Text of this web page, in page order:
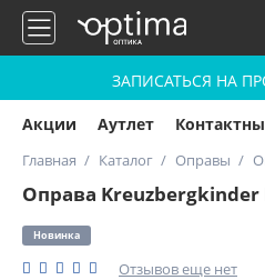
ЗАПИСАТЬСЯ НА
Акции Аутлет
Главная Каталог Оправы
Оправа Kreuzbergkinder
Новинка
Отзывов еще нет